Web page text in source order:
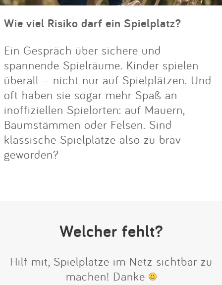
Wie viel Risiko darf ein Spielplatz?
Ein Gespräch über sichere und
spannende Spielräume. Kinder spielen
überall – nicht nur auf Spielplätzen. Und
oft haben sie sogar mehr Spaß an
inoffiziellen Spielorten: auf Mauern,
Baumstämmen oder Felsen. Sind
klassische Spielplätze also zu brav
geworden?
Welcher fehlt?
Hilf mit, Spielplätze im Netz sichtbar zu
machen! Danke